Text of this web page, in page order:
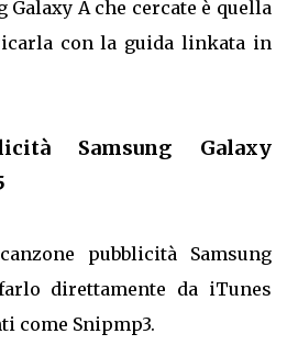
Galaxy A che cercate è quella
con la guida linkata in
Samsung Galaxy
pubblicità Samsung
direttamente da iTunes
come Snipmp3.